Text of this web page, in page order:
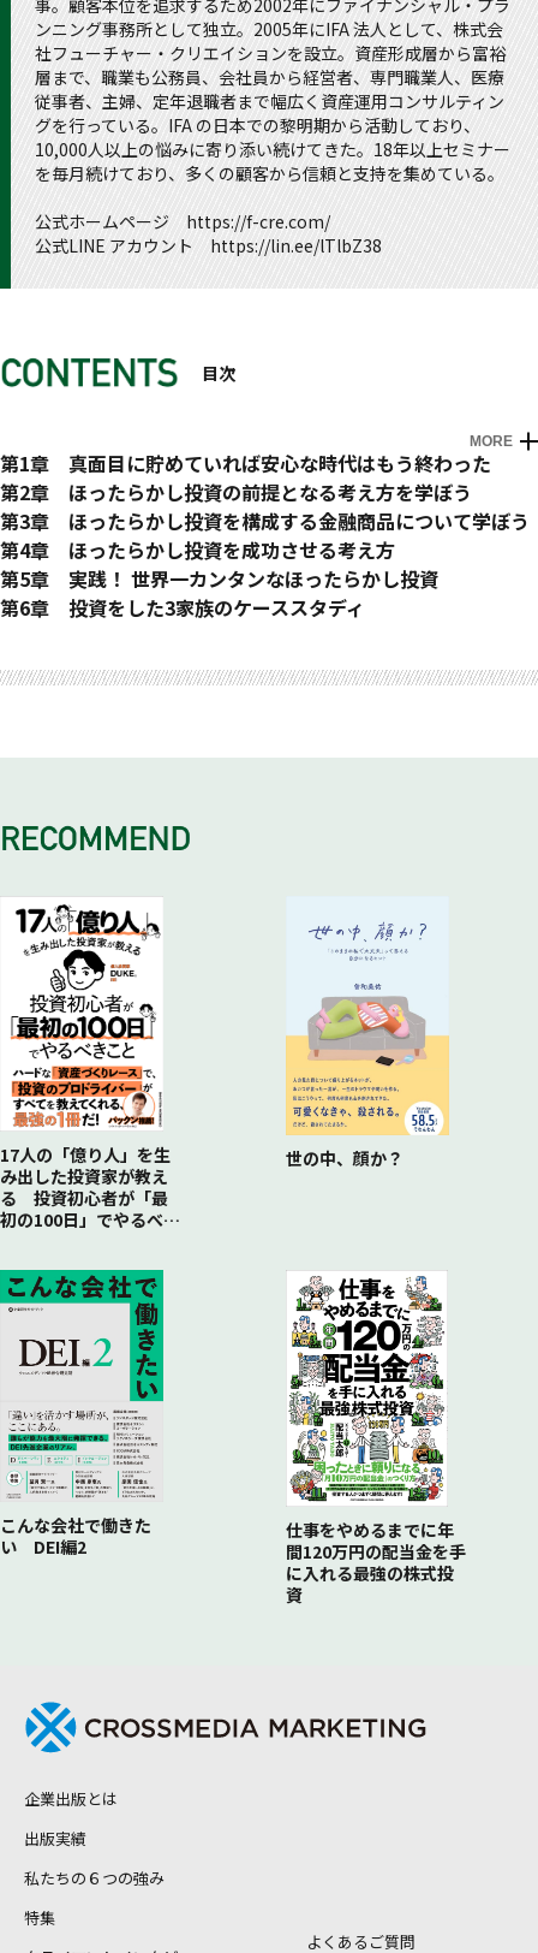
事。顧客本位を追求するため2002年にファイナンシャル・プラ
ンニング事務所として独立。2005年にIFA 法人として、株式会
社フューチャー・クリエイションを設立。資産形成層から富裕
層まで、職業も公務員、会社員から経営者、専門職業人、医療
従事者、主婦、定年退職者まで幅広く資産運用コンサルティン
グを行っている。IFA の日本での黎明期から活動しており、
10,000人以上の悩みに寄り添い続けてきた。18年以上セミナー
を毎月続けており、多くの顧客から信頼と支持を集めている。
公式ホームページ https://f-cre.com/
公式LINE アカウント https://lin.ee/lTlbZ38
目次
MORE
はじめに 100歳まで安心して生活するために今からできるこ
と
第1章 真面目に貯めていれば安心な時代はもう終わった
漠然とした将来の不安があるのはなぜ?
不安要素① なんで年金は減り続けるの?
ちょっと知っ得!① 公的年金は2階建て
不安要素② 老後2000万円問題ってどういうこと?
不安要素③ 預金しても資産が増えない?
実際の収支シミュレーションでわかる!「何もしないリスク」
一番の不安は「投資が怖い、方法を知らない」
第2章 ほったらかし投資の前提となる考え方を学ぼう
人生のゴールから逆算しよう!
資産形成の本質は蓄積。「バスタブ理論」を理解しよう
①入るお金（収入）を増やす【価値創造】
②出ていくお金（支出）を減らす【優先順位】
お金の置き場所はどうしたらいい?
72の法則で、金利を味方につけよう
金利を味方につけると積み立てが楽になる
第3章 ほったらかし投資を構成する金融商品について学ぼう
金融商品の素材って何?
投資の基礎知識を知ろう① 債券
債券の本質
株式の本質
投資の基礎知識を知ろう③ REIT
投資の基礎知識を知ろう⑤ FX
リスクとリターンの関係について知っておこう
第4章 ほったらかし投資を成功させる考え方
投資は、まず目的を決めるところから始めよう
具体的に一つひとつ明確にしていきましょう
仕組は、株式・債券・REITの投資信託でつくる
ほったらかし投資の基本ルール① 分散
価格変動リスクも分散される
法）
ちょっと知っ得!② 独立したからこそ提案できる自分が本当に
おすすめしたい投資法
第5章 実践！ 世界一カンタンなほったらかし投資
投資信託には2つの型がある
投資信託の型① 値上がり戦略
値上がり戦略のメリットとデメリット
口数複利戦略のメリットとデメリット
INDEX型よりもアクティブ型がおすすめな理由
か？
基準価額、分配金が一定のケース
シミュレーション1 ｰ ② 100万円を最初に入れた場合どうなる
基準価額が下がり、分配金が一定のケース
シミュレーション1 ｰ ③ 100万円を最初に入れた場合どうなる
か？
基準価額が下がり、分配金も下がるケース
シミュレーション2 ｰ ① 毎月2万円を積み立てしていったらど
うなるか？
基準価額、分配金が一定のケース
シミュレーション2 ｰ ② 毎月2万円を積み立てしていったらど
基準価額が下がり、分配金が一定のケース
シミュレーション2 ｰ ③ 毎月2万円を積み立てしていったらど
基準価額が下がり、分配金も下がるケース
口数複利戦略の注意点
預貯金を、投資として考えてみる
ちょっと知っ得!③ 老後以外にも使える便利なお金
第6章 投資をした3家族のケーススタディ
ケース① 夫37歳、妻34歳の4人家族の場合
150万円の運用＋積み立てを始めた場合は?
200万円の運用＋積み立てを始めた場合は?
17人の「億り人」を生
み出した投資家が教え
る 投資初心者が「最
初の100日」でやるべき
世の中、顔か？
こんな会社で働きた
い DEI編2
仕事をやめるまでに年
間120万円の配当金を手
に入れる最強の株式投
資
企業出版とは
出版実績
私たちの６つの強み
特集
よくあるご質問